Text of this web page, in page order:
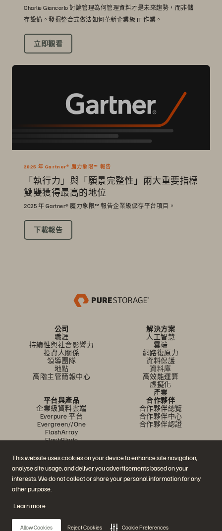
This website uses cookies on your device to enhance site navigation,
analyse site usage, and deliver you advertisements based on your
interests. We do not collect or share your personal information for any
other purpose.
Learn more
Allow Cookies Reject Cookies Cookie Preferences
Charlie Giancarlo 討論管理為何管理資料才是未來趨勢，而非儲
存設備。發掘整合式做法如何革新企業級 IT 作業。
立即觀看
2025 年 Gartner® 魔力象限™ 報告
「執行力」與「願景完整性」兩大重要指標
雙雙獲得最高的地位
2025 年 Gartner® 魔力象限™ 報告企業級儲存平台項目。
下載報告
公司
職涯
持續性與社會影響力
投資人關係
領導團隊
地點
高階主管簡報中心
解決方案
人工智慧
雲端
網路復原力
資料保護
資料庫
高效能運算
虛擬化
產業
平台與產品
企業級資料雲端
Everpure 平台
Evergreen//One
FlashArray
FlashBlade
即時企業級檔案
合作夥伴
合作夥伴總覽
合作夥伴中心
合作夥伴認證
資源
示範
活動和線上研討會
客戶成功案例
客戶社群
聯繫我們
業務連絡方式